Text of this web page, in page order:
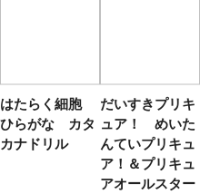
はたらく細胞
ひらがな カタ
カナドリル
だいすきプリキ
ュア！ めいた
んていプリキュ
ア！＆プリキュ
アオールスター